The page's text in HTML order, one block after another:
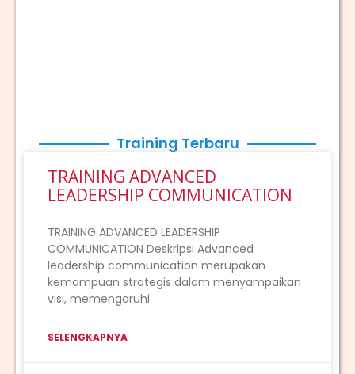
Training Terbaru
TRAINING ADVANCED
LEADERSHIP COMMUNICATION
TRAINING ADVANCED LEADERSHIP
COMMUNICATION Deskripsi Advanced
leadership communication merupakan
kemampuan strategis dalam menyampaikan
visi, memengaruhi
SELENGKAPNYA